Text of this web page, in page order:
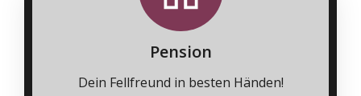
Pension
Dein Fellfreund in besten Händen!